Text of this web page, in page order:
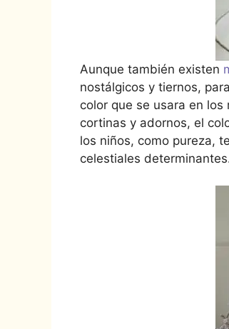
Aunque también existen
nostálgicos y tiernos,
color que se usara en
cortinas y adornos, el
los niños, como pureza,
celestiales